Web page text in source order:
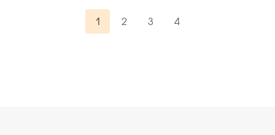
1(current)
2 3 4